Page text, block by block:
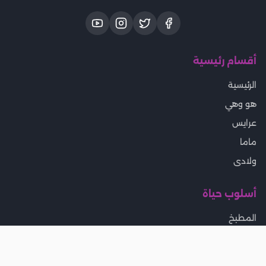
أقسام رئيسية
الرئيسية
هو وهي
عرايس
ماما
ولادى
أسلوب حياة
المطبخ